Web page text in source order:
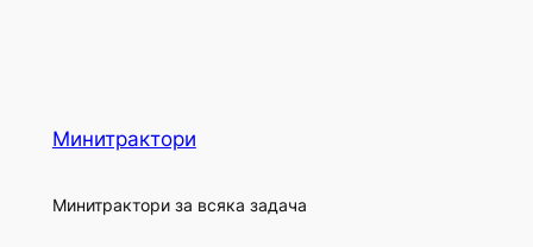
Минитрактори
Минитрактори за всяка задача